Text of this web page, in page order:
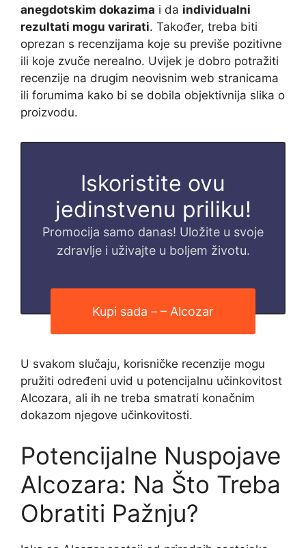
anegdotskim dokazima i da individualni
rezultati mogu varirati. Također, treba biti
oprezan s recenzijama koje su previše pozitivne
ili koje zvuče nerealno. Uvijek je dobro potražiti
recenzije na drugim neovisnim web stranicama
ili forumima kako bi se dobila objektivnija slika o
proizvodu.
Iskoristite ovu
jedinstvenu priliku!
Promocija samo danas! Uložite u svoje
zdravlje i uživajte u boljem životu.
Kupi sada – – Alcozar
U svakom slučaju, korisničke recenzije mogu
pružiti određeni uvid u potencijalnu učinkovitost
Alcozara, ali ih ne treba smatrati konačnim
dokazom njegove učinkovitosti.
Potencijalne Nuspojave
Alcozara: Na Što Treba
Obratiti Pažnju?